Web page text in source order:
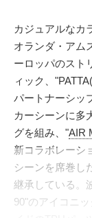
カジュアルなカ
オランダ・アム
ーロッパのスト
ィック、
パートナーシッ
カーシーンに多
グを組み、"AIR
新コラボレーシ
シーンを席巻し
継承している。
90"のアイコニ